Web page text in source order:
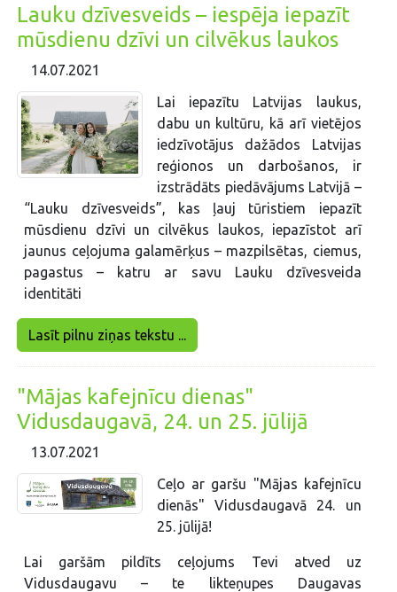
Lauku dzīvesveids – iespēja iepazīt
mūsdienu dzīvi un cilvēkus laukos
14.07.2021
Lai iepazītu Latvijas laukus,
dabu un kultūru, kā arī vietējos
iedzīvotājus dažādos Latvijas
reģionos un darbošanos, ir
izstrādāts piedāvājums Latvijā –
“Lauku dzīvesveids”, kas ļauj tūristiem iepazīt
mūsdienu dzīvi un cilvēkus laukos, iepazīstot arī
jaunus ceļojuma galamērķus – mazpilsētas, ciemus,
pagastus – katru ar savu Lauku dzīvesveida
identitāti
Lasīt pilnu ziņas tekstu ...
"Mājas kafejnīcu dienas"
Vidusdaugavā, 24. un 25. jūlijā
13.07.2021
Ceļo ar garšu "Mājas kafejnīcu
dienās" Vidusdaugavā 24. un
25. jūlijā!
Lai garšām pildīts ceļojums Tevi atved uz
Vidusdaugavu – te likteņupes Daugavas